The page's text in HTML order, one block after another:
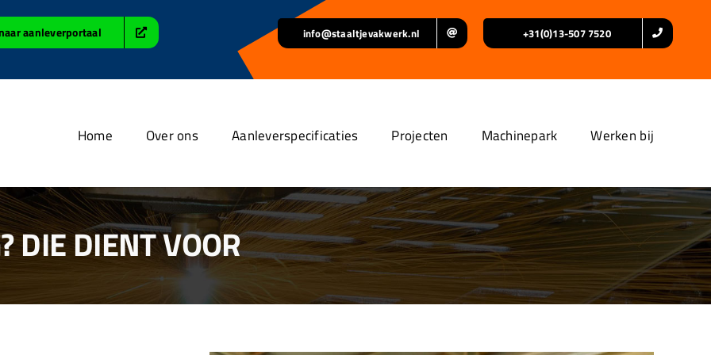
aanleverportaal info@staaltjevakwerk.nl +31(0)13-507 7520
Home Over ons Aanleverspecificaties Projecten Machinepark Werken bij
DIE DIENT VOOR